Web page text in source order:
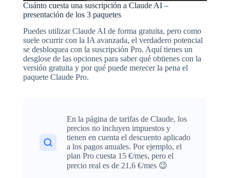
Cuánto cuesta una suscripción a Claude AI –
presentación de los 3 paquetes
Puedes utilizar Claude AI de forma gratuita, pero como
suele ocurrir con la IA avanzada, el verdadero potencial
se desbloquea con la suscripción Pro. Aquí tienes un
desglose de las opciones para saber qué obtienes con la
versión gratuita y por qué puede merecer la pena el
paquete Claude Pro.
En la página de tarifas de Claude, los
precios no incluyen impuestos y
tienen en cuenta el descuento aplicado
a los pagos anuales. Por ejemplo, el
plan Pro cuesta 15 €/mes, pero el
precio real es de 21,6 €/mes 😉